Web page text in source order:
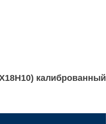
калиброванный